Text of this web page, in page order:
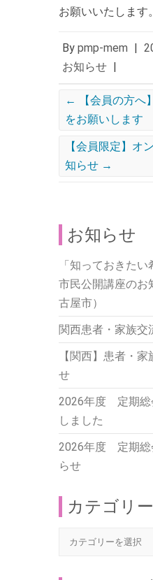
お願いいたします。
By pmp-mem |
お知らせ |
←
【会員の方へ
をお願いします
【会員限定】オ
知らせ →
お知らせ
「知っておきたい
市民公開講座のお
古屋市）
関西患者・家族交
【関西】患者・
せ
2026年度 定期
しました
2026年度 定期総
らせ
カテゴリー
ゴ